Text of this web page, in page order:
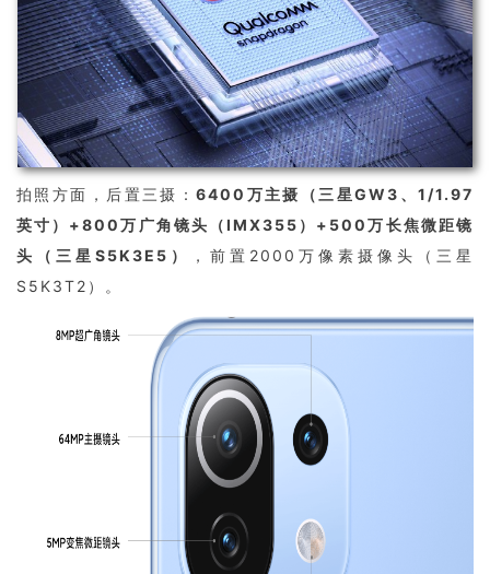
拍照方面，后置三摄：6400万主摄（三星GW3、1/1.97
英寸）+800万广角镜头（IMX355）+500万长焦微距镜
头（三星S5K3E5）
，前置2000万像素摄像头（三星
S5K3T2）。